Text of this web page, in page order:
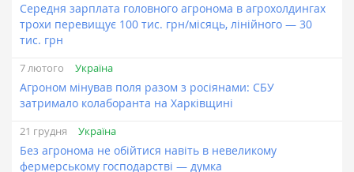
Середня зарплата головного агронома в агрохолдингах
трохи перевищує 100 тис. грн/місяць, лінійного — 30
тис. грн
7 лютого Україна
Агроном мінував поля разом з росіянами: СБУ
затримало колаборанта на Харківщині
21 грудня Україна
Без агронома не обійтися навіть в невеликому
фермерському господарстві — думка